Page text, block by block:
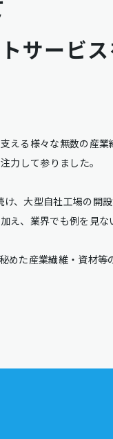
ービス
える様々な無数の産
力して参りました。
、大型自社工場の開
、業界でも例を見な
めた産業繊維・資材